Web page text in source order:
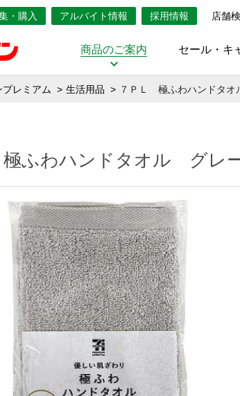
・購入 アルバイト情報 採用情報 店舗
商品のご案内 セール・キ
プレミアム 生活用品 ７ＰＬ 極ふわハンドタ
ふわハンドタオル グレ